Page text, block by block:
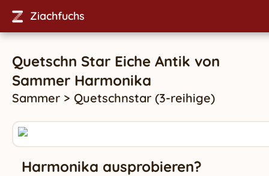
Ziachfuchs
Quetschn Star Eiche Antik von
Sammer Harmonika
Sammer > Quetschnstar (3-reihige)
Harmonika ausprobieren?